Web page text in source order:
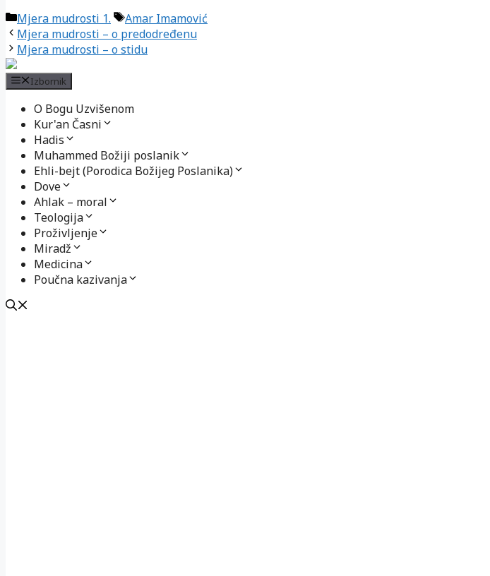
Kategorije
Mjera mudrosti 1. Oznake
Amar Imamović
Mjera mudrosti – o predodređenu
Mjera mudrosti – o stidu
Izbornik
O Bogu Uzvišenom
Kur'an Časni
Hadis
Muhammed Božiji poslanik
Ehli-bejt (Porodica Božijeg Poslanika)
Dove
Ahlak – moral
Teologija
Proživljenje
Miradž
Medicina
Poučna kazivanja